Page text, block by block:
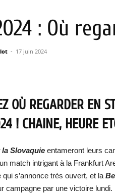
: Où
- 17 juin 2024
OÙ REGARDER EN
! CHAINE, HEURE
Slovaquie entameront leurs
match intrigant à la Frankfurt
s’annonce très ouvert, et la
campagne par une victoire lundi.